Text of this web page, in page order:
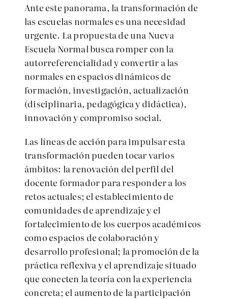
Ante este panorama, la transformación de
las escuelas normales es una necesidad
urgente. La propuesta de una Nueva
Escuela Normal busca romper con la
autorreferencialidad y convertir a las
normales en espacios dinámicos de
formación, investigación, actualización
(disciplinaria, pedagógica y didáctica),
innovación y compromiso social.
Las líneas de acción para impulsar esta
transformación pueden tocar varios
ámbitos: la renovación del perfil del
docente formador para responder a los
retos actuales; el establecimiento de
comunidades de aprendizaje y el
fortalecimiento de los cuerpos académicos
como espacios de colaboración y
desarrollo profesional; la promoción de la
práctica reflexiva y el aprendizaje situado
que conecten la teoría con la experiencia
concreta; el aumento de la participación